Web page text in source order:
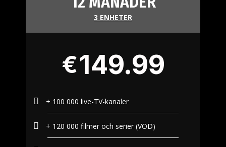
3 ENHETER
€149.99
+ 100 000 live-TV-kanaler
+ 120 000 filmer och serier (VOD)​